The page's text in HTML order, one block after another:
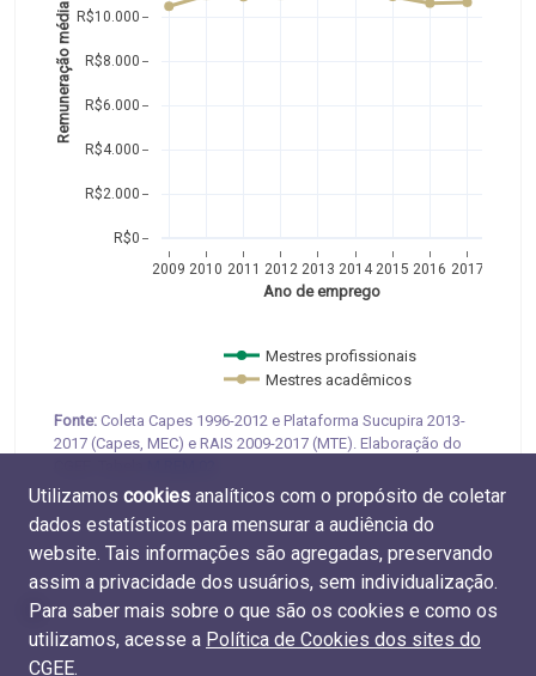
2009 2010 2011 2012 2013 2014 2015 2016 2017
R$0
R$2.000
R$4.000
R$6.000
R$8.000
R$10.000
Mestres profissionais
Mestres acadêmicos
Ano de emprego
Remuneração média
Fonte: Coleta Capes 1996-2012 e Plataforma Sucupira 2013-
2017 (Capes, MEC) e RAIS 2009-2017 (MTE). Elaboração do
Utilizamos cookies analíticos com o propósito de coletar
dados estatísticos para mensurar a audiência do
website. Tais informações são agregadas, preservando
assim a privacidade dos usuários, sem individualização.
Para saber mais sobre o que são os cookies e como os
utilizamos, acesse a Política de Cookies dos sites do
CGEE.